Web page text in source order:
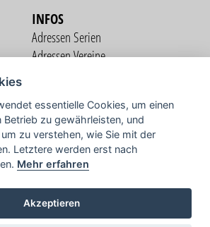
INFOS
Adressen Serien
Adressen Vereine
COMMUNITY
TV
essentielle Cookies, um einen
zu gewährleisten, und
zu verstehen, wie Sie mit der
Letztere werden erst nach
Mehr erfahren
Akzeptieren